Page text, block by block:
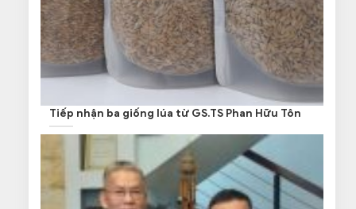
Tiếp nhận ba giống lúa từ GS.TS Phan Hữu Tôn